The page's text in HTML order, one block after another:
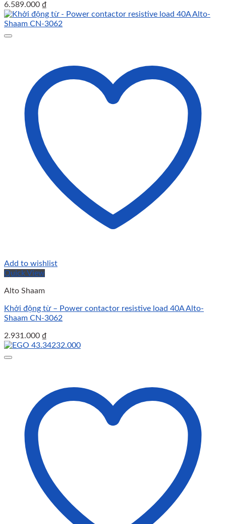
6.589.000 ₫
Add to wishlist
Quick View
Alto Shaam
Khởi động từ – Power contactor resistive load 40A Alto-
Shaam CN-3062
2.931.000 ₫